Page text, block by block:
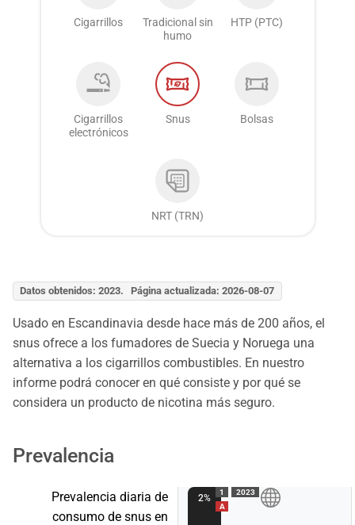
Cigarrillos
Tradicional sin
humo
HTP (PTC)
Cigarrillos
electrónicos
Snus Bolsas
NRT (TRN)
Datos obtenidos: 2023. Página actualizada: 2026-08-07
Usado en Escandinavia desde hace más de 200 años, el
snus ofrece a los fumadores de Suecia y Noruega una
alternativa a los cigarrillos combustibles. En nuestro
informe podrá conocer en qué consiste y por qué se
considera un producto de nicotina más seguro.
Prevalencia
Prevalencia diaria de
consumo de snus en
2%
1
A
2023